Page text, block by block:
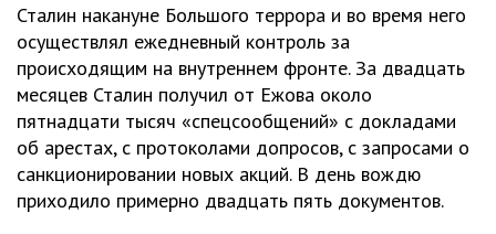
Сталин накануне Большого террора и во время него
осуществлял ежедневный контроль за
происходящим на внутреннем фронте. За двадцать
месяцев Сталин получил от Ежова около
пятнадцати тысяч «спецсообщений» с докладами
об арестах, с протоколами допросов, с запросами о
санкционировании новых акций. В день вождю
приходило примерно двадцать пять документов.